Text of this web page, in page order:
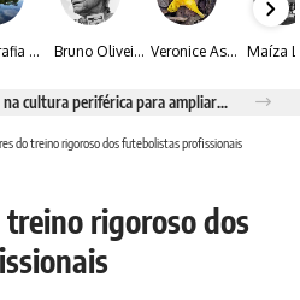
Fotografia de Fátima Carlini transforma paisagens naturais em experiências de contemplação Bruno Oliveira retrata o cotidiano urbano por meio da fotografia em preto e branco Veronice Assini Saes transforma a natureza em fotografias marcadas pela sensibilidade
Espraiada Festival 2026 aposta na cultura periférica para ampliar oportunidades na zona sul
do treino rigoroso dos futebolistas profissionais
rigoroso dos